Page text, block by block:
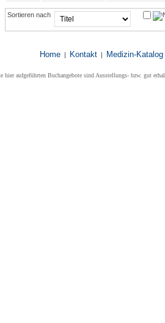
Sortieren nach
Home | Kontakt | Medizin-Katalog
aufgeführten Buchangebote sind Ausstellungs- bzw. gut